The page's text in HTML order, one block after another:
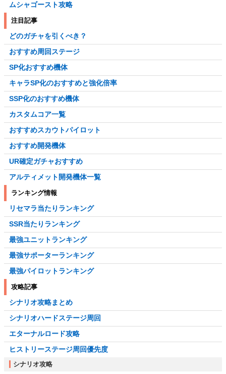
ムシャゴースト攻略
注目記事
どのガチャを引くべき？
おすすめ周回ステージ
SP化おすすめ機体
キャラSP化のおすすめと強化倍率
SSP化のおすすめ機体
カスタムコア一覧
おすすめスカウトパイロット
おすすめ開発機体
UR確定ガチャおすすめ
アルティメット開発機体一覧
ランキング情報
リセマラ当たりランキング
SSR当たりランキング
最強ユニットランキング
最強サポーターランキング
最強パイロットランキング
攻略記事
シナリオ攻略まとめ
シナリオハードステージ周回
エターナルロード攻略
ヒストリーステージ周回優先度
シナリオ攻略